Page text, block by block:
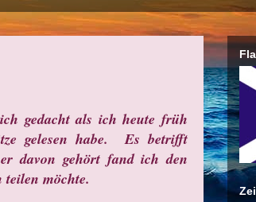
gedacht als ich heute früh
gelesen habe. Es betrifft
davon gehört fand ich den
möchte.